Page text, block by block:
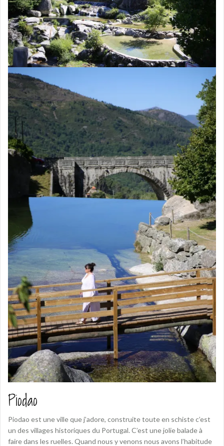
Piodao
Piodao est une ville que j’adore, construite toute en schiste c’est
un des villages historiques du Portugal. C’est une jolie balade à
faire dans les ruelles. Quand nous y venons nous avons l’habitude